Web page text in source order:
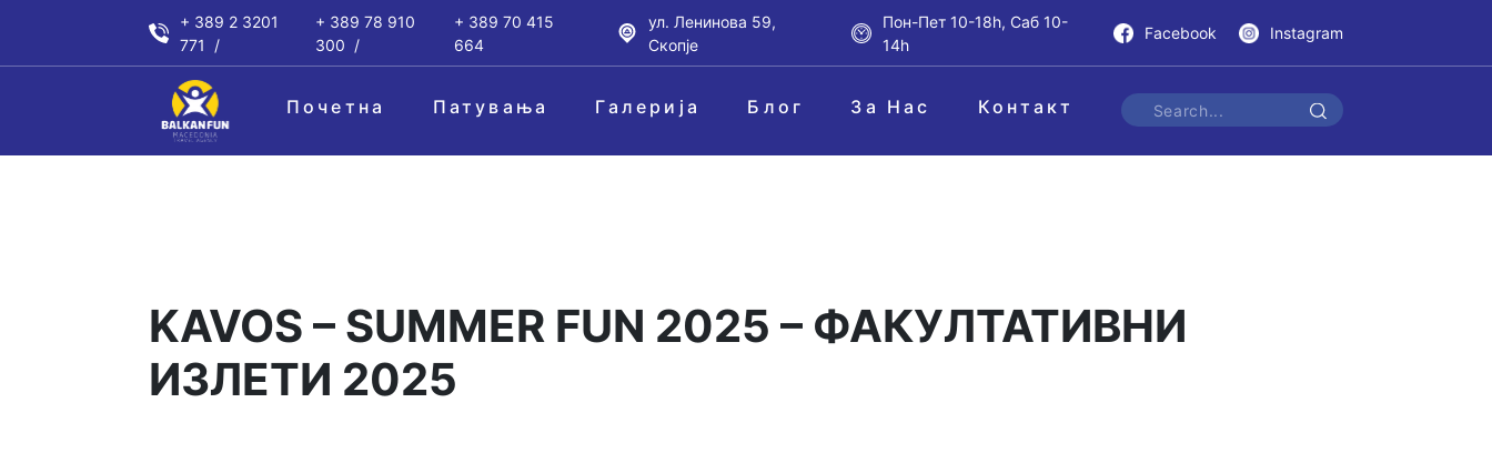
+ 389 2 3201
771
+ 389 78 910
300
+ 389 70 415
664
ул. Ленинова 59,
Скопје
Пон-Пет 10-18h, Саб 10-
14h
Facebook Instagram
Почетна Патувања Галерија Блог За Нас Контакт
KAVOS – SUMMER FUN 2025 – ФАКУЛТАТИВНИ
ИЗЛЕТИ 2025